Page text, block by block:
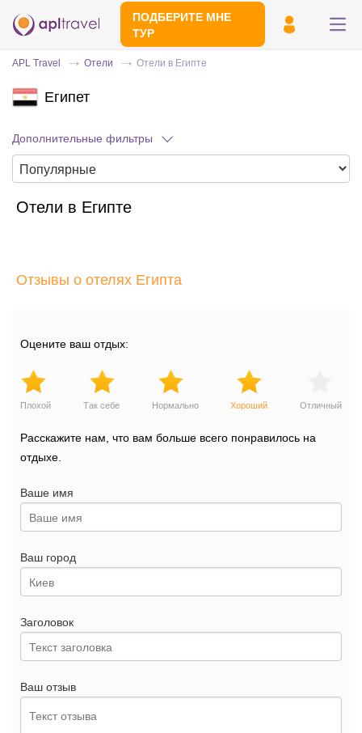
ПОДБЕРИТЕ МНЕ
ТУР
минут
APL Travel Отели Отели в Египте
Египет
Дополнительные фильтры
Отели в Египте
Отзывы о отелях Египта
Оцените ваш отдых:
Плохой Так себе Нормально Хороший Отличный
Расскажите нам, что вам больше всего понравилось на
отдыхе.
Ваше имя
Ваш город
Заголовок
Ваш отзыв